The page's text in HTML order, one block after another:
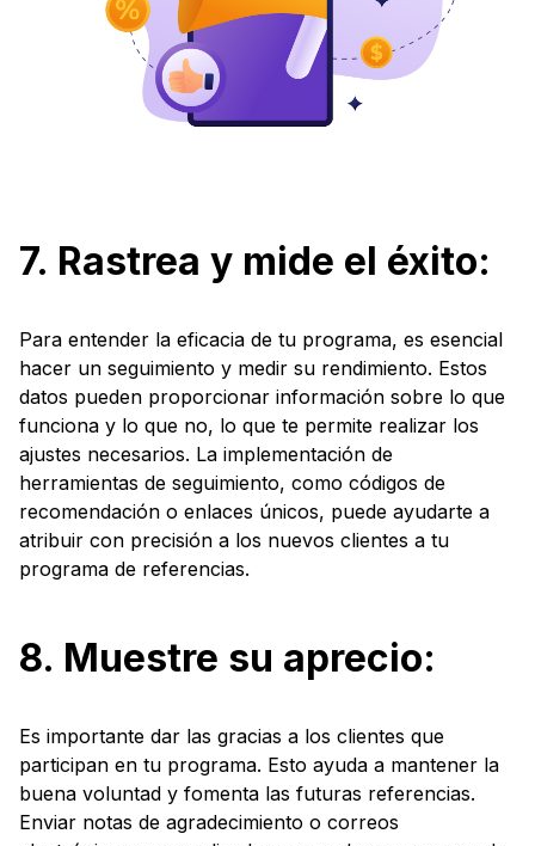
7. Rastrea y mide el éxito:
Para entender la eficacia de tu programa, es esencial
hacer un seguimiento y medir su rendimiento. Estos
datos pueden proporcionar información sobre lo que
funciona y lo que no, lo que te permite realizar los
ajustes necesarios. La implementación de
herramientas de seguimiento, como códigos de
recomendación o enlaces únicos, puede ayudarte a
atribuir con precisión a los nuevos clientes a tu
programa de referencias.
8. Muestre su aprecio:
Es importante dar las gracias a los clientes que
participan en tu programa. Esto ayuda a mantener la
buena voluntad y fomenta las futuras referencias.
Enviar notas de agradecimiento o correos